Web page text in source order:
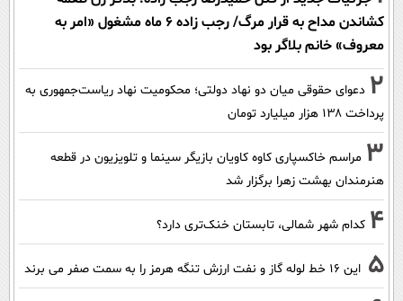
کشاندن مداح به قرار مرگ/ رجب زاده 6 ماه مشغول «امر به
معروف» خانم بلاگر بود
2 دعوای حقوقی میان دو نهاد دولتی؛ محکومیت نهاد ریاست‌جمهوری به
پرداخت ۱۳۸ هزار میلیارد تومان
3 مراسم خاکسپاری کاوه کاویان بازیگر سینما و تلویزیون در قطعه
هنرمندان بهشت زهرا برگزار شد
4 کدام شهر شمالی، تابستان خنک‌تری دارد؟
5 این 16 خط لوله گاز و نفت ارزش تنگه هرمز را به سمت صفر می برند